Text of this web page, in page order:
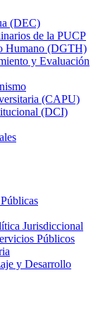
(DEC)
de la PUCP
Humano (DGTH)
y Evaluación
(CAPU)
(DCI)
Jurisdiccional
Públicos
y Desarrollo